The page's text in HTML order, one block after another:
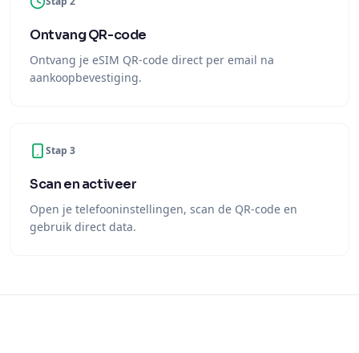
Ontvang QR-code
Ontvang je eSIM QR-code direct per email na
aankoopbevestiging.
Stap 3
Scan en activeer
Open je telefooninstellingen, scan de QR-code en
gebruik direct data.